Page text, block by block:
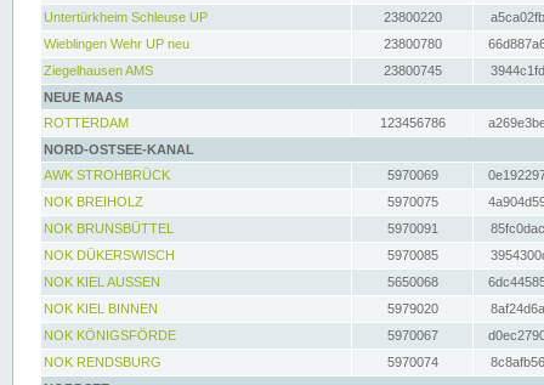
Untertürkheim Schleuse UP
23800220
Wieblingen Wehr UP neu
23800780
Ziegelhausen AMS
23800745
NEUE MAAS
ROTTERDAM
123456786
NORD-OSTSEE-KANAL
AWK STROHBRÜCK
5970069
NOK BREIHOLZ
5970075
NOK BRUNSBÜTTEL
5970091
NOK DÜKERSWISCH
5970085
NOK KIEL AUSSEN
5650068
NOK KIEL BINNEN
5979020
NOK KÖNIGSFÖRDE
5970067
NOK RENDSBURG
5970074